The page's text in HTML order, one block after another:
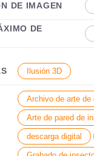
DE IMAGEN
DE
Ilusión 3D
Archivo de arte de
Arte de pared de
descarga digital